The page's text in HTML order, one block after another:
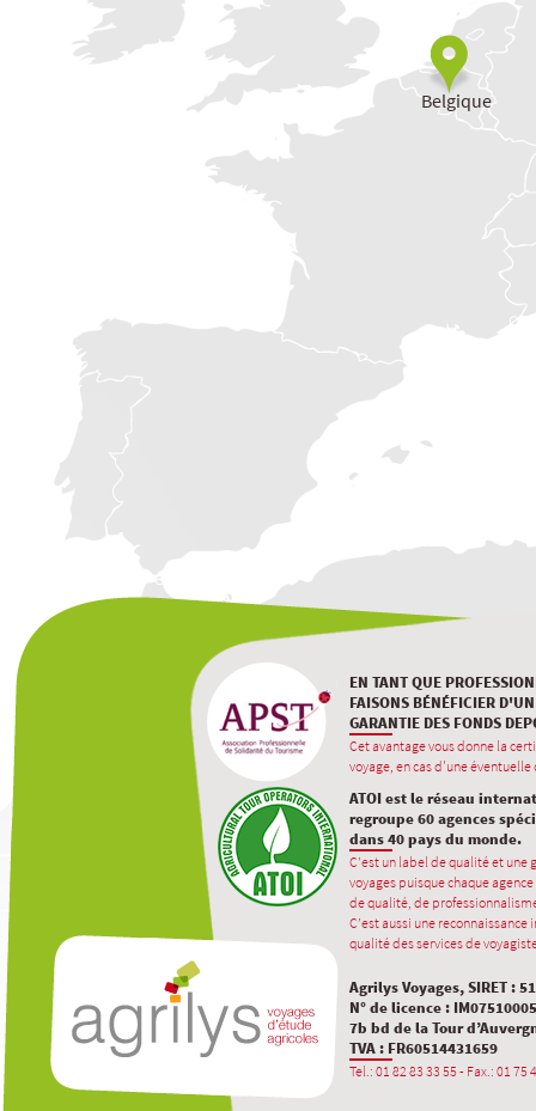
Belgique
EN TANT QUE
FAISONS BÉNÉFICIER
GARANTIE DES FONDS
Cet avantage vous donne la
voyage, en cas d'une
ATOI est le réseau
regroupe 60 agences
dans 40 pays du monde.
C’est un label de qualité et
voyages puisque chaque
de qualité, de
C’est aussi une
qualité des services de
Agrilys Voyages, SIRET :
N° de licence :
7b bd de la Tour
TVA : FR60514431659
Tel.: 01 82 83 33 55 - Fax.: 01 75